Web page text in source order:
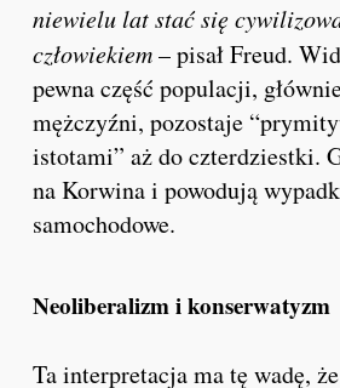
niewielu lat stać się
człowiekiem– pisał Freud.
pewna część populacji,
mężczyźni, pozostaje
istotami” aż do czterdziestki.
na Korwina i powodują
samochodowe.
Neoliberalizm i konserwatyzm
Ta interpretacja ma tę wadę,